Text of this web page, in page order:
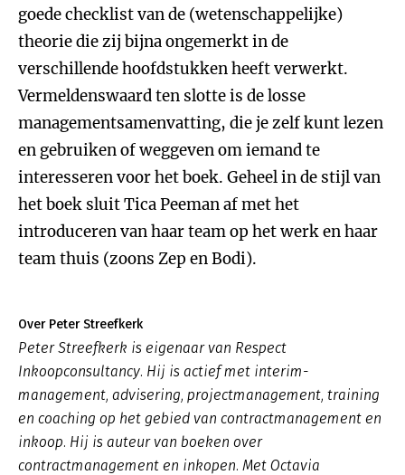
goede checklist van de (wetenschappelijke)
theorie die zij bijna ongemerkt in de
verschillende hoofdstukken heeft verwerkt.
Vermeldenswaard ten slotte is de losse
managementsamenvatting, die je zelf kunt lezen
en gebruiken of weggeven om iemand te
interesseren voor het boek. Geheel in de stijl van
het boek sluit Tica Peeman af met het
introduceren van haar team op het werk en haar
team thuis (zoons Zep en Bodi).
Over Peter Streefkerk
Peter Streefkerk is eigenaar van Respect
Inkoopconsultancy. Hij is actief met interim-
management, advisering, projectmanagement, training
en coaching op het gebied van contractmanagement en
inkoop. Hij is auteur van boeken over
contractmanagement en inkopen. Met Octavia